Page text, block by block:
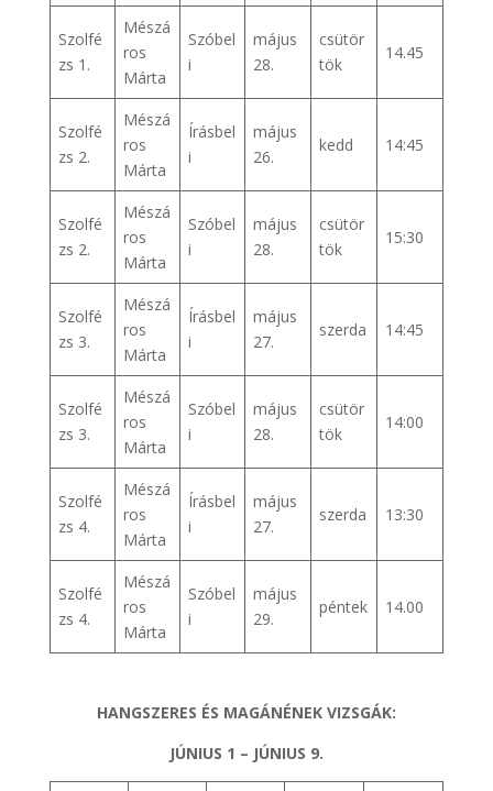
Szolfé
zs 1.
Mészá
ros
Márta
Szóbel
i
május
28.
csütör
tök
14.45
Szolfé
zs 2.
Mészá
ros
Márta
Írásbel
i
május
26.
kedd 14:45
Szolfé
zs 2.
Mészá
ros
Márta
Szóbel
i
május
28.
csütör
tök
15:30
Szolfé
zs 3.
Mészá
ros
Márta
Írásbel
i
május
27.
szerda 14:45
Szolfé
zs 3.
Mészá
ros
Márta
Szóbel
i
május
28.
csütör
tök
14:00
Szolfé
zs 4.
Mészá
ros
Márta
Írásbel
i
május
27.
szerda 13:30
Szolfé
zs 4.
Mészá
ros
Márta
Szóbel
i
május
29.
péntek 14.00
HANGSZERES ÉS MAGÁNÉNEK VIZSGÁK:
JÚNIUS 1 – JÚNIUS 9.